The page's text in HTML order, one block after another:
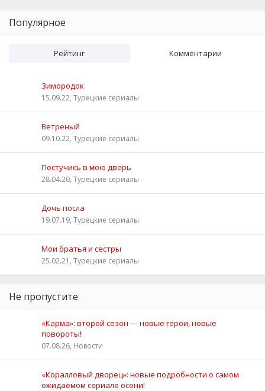
Популярное
Рейтинг Комментарии
Зимородок
15.09.22, Турецкие сериалы
Ветреный
09.10.22, Турецкие сериалы
Постучись в мою дверь
28.04.20, Турецкие сериалы
Дочь посла
19.07.19, Турецкие сериалы
Мои братья и сестры
25.02.21, Турецкие сериалы
Не пропустите
«Карма»: второй сезон — новые герои, новые
повороты!
07.08.26, Новости
«Коралловый дворец»: новые подробности о самом
ожидаемом сериале осени!